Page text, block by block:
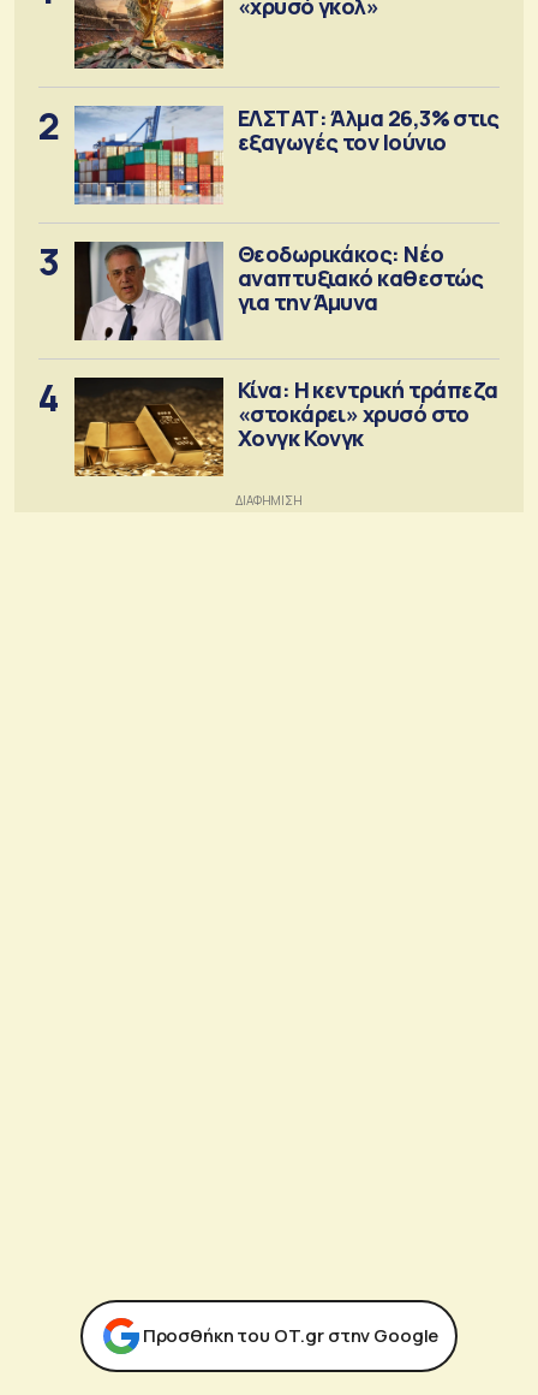
2
ΕΛΣΤΑΤ: Άλμα 26,3% στις
εξαγωγές τον Ιούνιο
3
Θεοδωρικάκος: Νέο
αναπτυξιακό καθεστώς
για την Άμυνα
4
Κίνα: Η κεντρική τράπεζα
«στοκάρει» χρυσό στο
Χονγκ Κονγκ
Προσθήκη του ΟΤ.gr στην Google